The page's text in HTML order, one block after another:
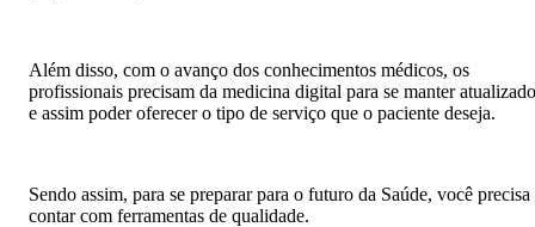
Além disso, com o avanço dos conhecimentos médicos, os
profissionais precisam da medicina digital para se manter
e assim poder oferecer o tipo de serviço que o paciente deseja.
Sendo assim, para se preparar para o futuro da Saúde, você precisa
contar com ferramentas de qualidade.